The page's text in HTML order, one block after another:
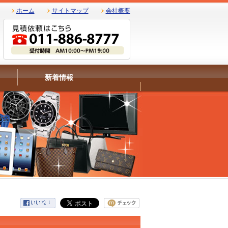
ホーム サイトマップ 会社概要
新着情報